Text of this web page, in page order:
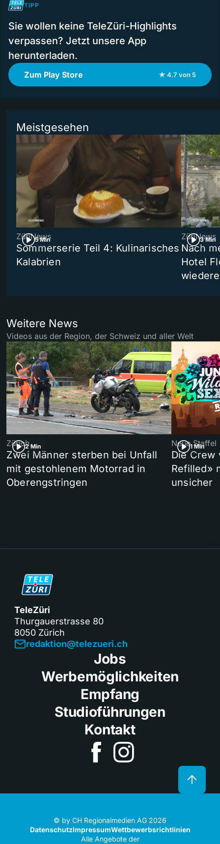
TIPP
Sie wollen keine TeleZüri-Highlights
verpassen? Jetzt unsere App
herunterladen.
Zum Play Store ★ 4.7 von 5
Meistgesehen
5 Min
ZüriNews
Sommerserie Teil 4: Kulinarisches
Kalabrien
3 Min
ZüriNews
Nach
Hotel
Weitere News
Videos aus der Region, der Schweiz und aller Welt
2 Min
Zürich
Zwei Männer sterben bei Unfall
mit gestohlenem Motorrad in
Oberengstringen
1 Min
Neue Staffel
Die Crew
Refilled»
unsicher
TeleZüri
Thurgauerstrasse 80
8050 Zürich
redaktion@telezueri.ch
Jobs
Werbemöglichkeiten
Empfang
Studioführungen
Kontakt
© by CH Regionalmedien AG 2026
DatenschutzImpressumWettbewerbsrichtlinien
Alle Angebote der